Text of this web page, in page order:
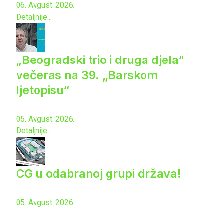
06. Avgust. 2026.
Detaljnije...
„Beogradski trio i druga djela“
večeras na 39. „Barskom
ljetopisu“
05. Avgust. 2026.
Detaljnije...
CG u odabranoj grupi država!
05. Avgust. 2026.